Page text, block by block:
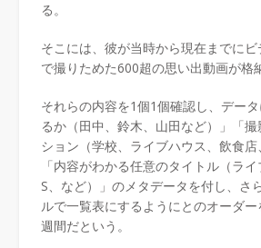
る。
そこには、彼が当時から現在までに
で撮りためた600超の思い出動画が格
それらの内容を1個1個確認し、デー
るか（田中、鈴木、山田など）」「
ション（学校、ライブハウス、飲食店
「内容がわかる任意のタイトル（ラ
S、など）」のメタデータを付し、さ
ルで一覧表にするようにとのオーダ
週間だという。